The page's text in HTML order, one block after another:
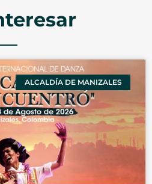
ALCALDÍA DE MANIZALES